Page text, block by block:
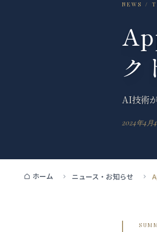
NEWS /
ク
AI技術
2024年4月
ホーム ニュース・お知らせ